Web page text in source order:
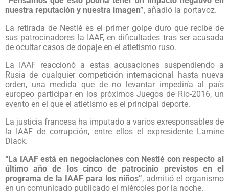
nuestra reputación y nuestra imagen”, añadió la portavoz.
La retirada de Nestlé es el primer golpe duro que recibe de
sus patrocinadores la IAAF, en dificultades tras ser acusada
de ocultar casos de dopaje en el atletismo ruso.
La IAAF reaccionó a estas acusaciones suspendiendo a
Rusia de cualquier competición internacional hasta nueva
orden, una medida que de no levantar impediría al país
europeo participar en los próximos Juegos de Rio-2016, un
evento en el que el atletismo es el principal deporte.
La justicia francesa ha imputado a varios exresponsables de
la IAAF de corrupción, entre ellos el expresidente Lamine
Diack.
“La IAAF está en negociaciones con Nestlé con respecto al
último año de los cinco de patrocinio previstos en el
programa de la IAAF para los niños”, admitió el organismo
en un comunicado publicado el miércoles por la noche.